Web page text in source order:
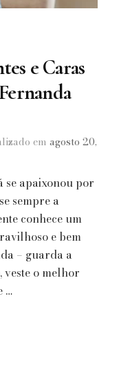
e Caras
em agosto 20,
se apaixonou por
sempre a
conhece um
e bem
– guarda a
o melhor
…